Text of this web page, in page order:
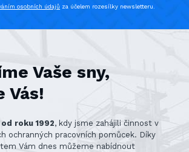
osobních údajů za účelem rozesílky newsletteru.
Vaše sny,
Vás!
od roku 1992, kdy jsme zahájili činnost v
ochranných pracovních pomůcek. Díky
Vám dnes můžeme nabídnout